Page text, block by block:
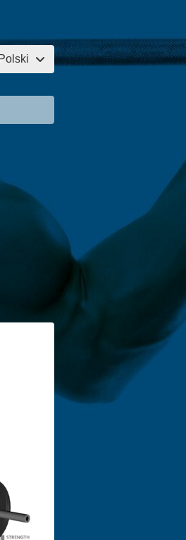
Polski